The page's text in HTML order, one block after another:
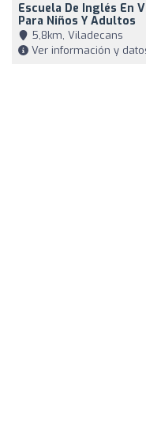
Escuela De Inglés En
Para Niños Y Adultos
5,8km, Viladecans
Ver información y